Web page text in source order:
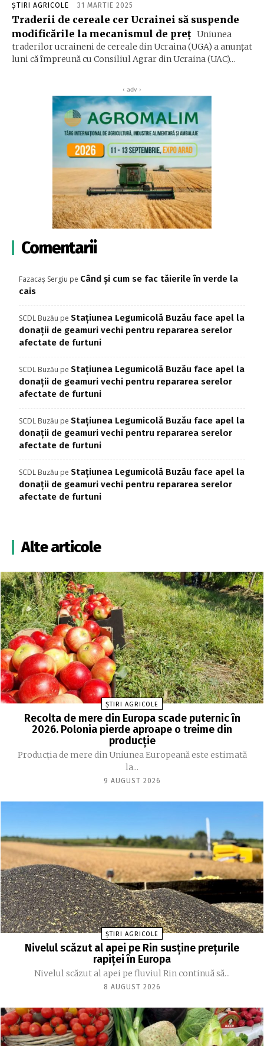
ȘTIRI AGRICOLE 31 MARTIE 2025
Traderii de cereale cer Ucrainei să suspende
modificările la mecanismul de preţ Uniunea
traderilor ucraineni de cereale din Ucraina (UGA) a anunţat
luni că împreună cu Consiliul Agrar din Ucraina (UAC)...
‹ adv ›
Comentarii
Fazacaș Sergiu pe Când și cum se fac tăierile în verde la
cais
SCDL Buzău pe Stațiunea Legumicolă Buzău face apel la
donații de geamuri vechi pentru repararea serelor
afectate de furtuni
SCDL Buzău pe Stațiunea Legumicolă Buzău face apel la
donații de geamuri vechi pentru repararea serelor
afectate de furtuni
SCDL Buzău pe Stațiunea Legumicolă Buzău face apel la
donații de geamuri vechi pentru repararea serelor
afectate de furtuni
SCDL Buzău pe Stațiunea Legumicolă Buzău face apel la
donații de geamuri vechi pentru repararea serelor
afectate de furtuni
Alte articole
ȘTIRI AGRICOLE
Recolta de mere din Europa scade puternic în
2026. Polonia pierde aproape o treime din
producție
Producția de mere din Uniunea Europeană este estimată
la...
9 AUGUST 2026
ȘTIRI AGRICOLE
Nivelul scăzut al apei pe Rin susține prețurile
rapiței în Europa
Nivelul scăzut al apei pe fluviul Rin continuă să...
8 AUGUST 2026